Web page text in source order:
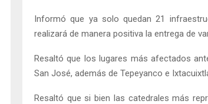
Informó que ya solo quedan 21
realizará de manera positiva la entrega de
Resaltó que los lugares más afectados
San José, además de Tepeyanco e
Resaltó que si bien las catedrales más